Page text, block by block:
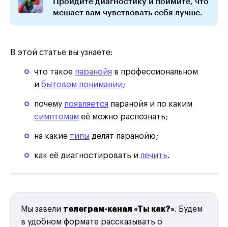
мешает вам чувствовать себя лучше.
В этой статье вы узнаете:
что такое паранойя в профессиональном
и бытовом понимании;
почему появляется паранойя и по каким
симптомам её можно распознать;
на какие типы делят паранойю;
как её диагностировать и лечить.
Мы завели телеграм-канал «Ты как?». Будем
в удобном формате рассказывать о